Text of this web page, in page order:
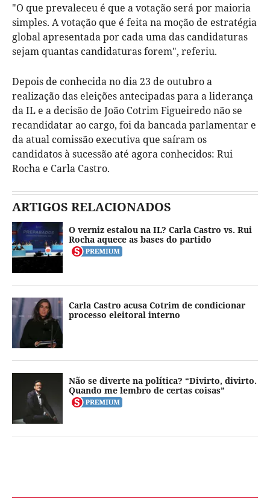
"O que prevaleceu é que a votação será por maioria
simples. A votação que é feita na moção de estratégia
global apresentada por cada uma das candidaturas
sejam quantas candidaturas forem", referiu.
Depois de conhecida no dia 23 de outubro a
realização das eleições antecipadas para a liderança
da IL e a decisão de João Cotrim Figueiredo não se
recandidatar ao cargo, foi da bancada parlamentar e
da atual comissão executiva que saíram os
candidatos à sucessão até agora conhecidos: Rui
Rocha e Carla Castro.
ARTIGOS RELACIONADOS
O verniz estalou na IL? Carla Castro vs. Rui
Rocha aquece as bases do partido
Carla Castro acusa Cotrim de condicionar
processo eleitoral interno
Não se diverte na política? “Divirto, divirto.
Quando me lembro de certas coisas”